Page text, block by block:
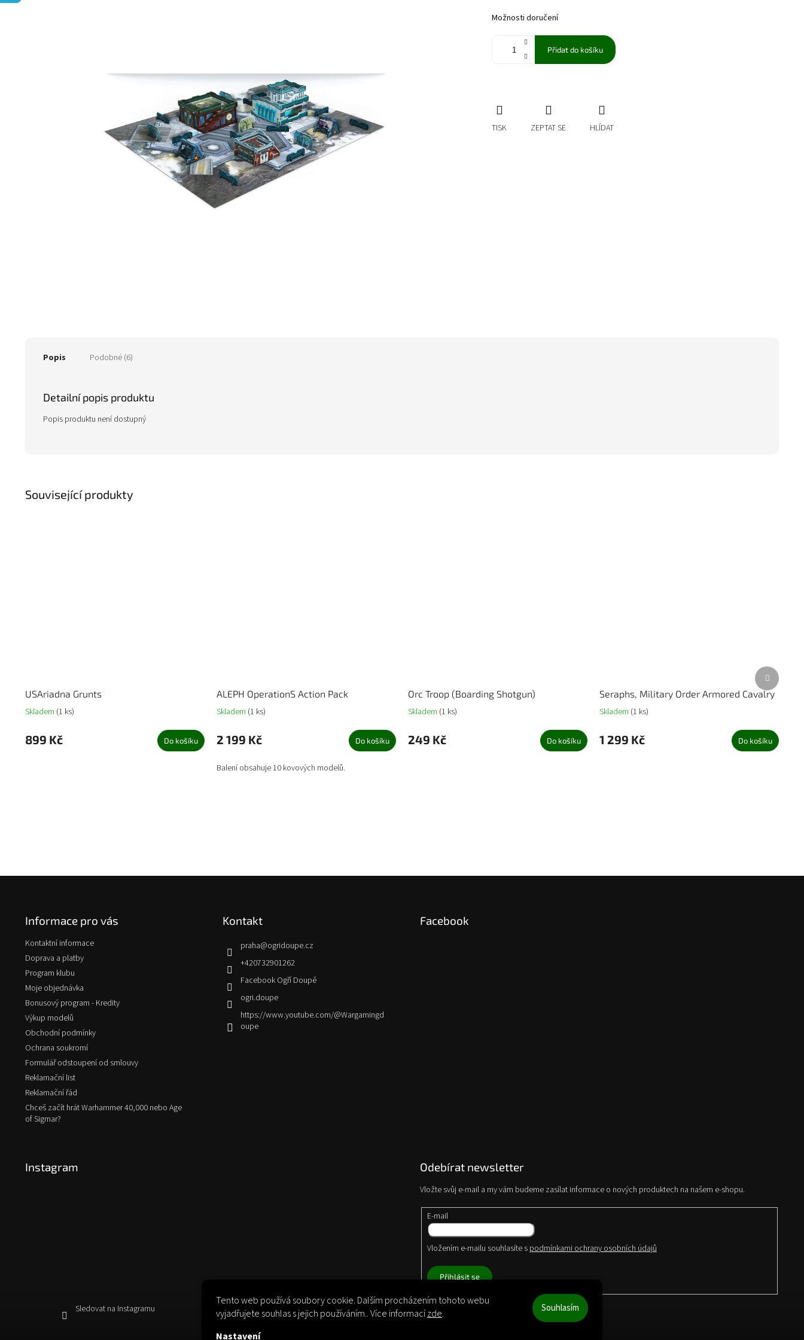
Tento web používá soubory cookie. Dalším procházením tohoto webu
vyjadřujete souhlas s jejich používáním.. Více informacízde.
Nastavení
Souhlasím
Možnosti doručení
Přidat do košíku
TISK ZEPTAT SE HLÍDAT
Související produkty
USAriadna Grunts
Skladem (1 ks)
899 Kč Do košíku
ALEPH OperationS Action Pack
Skladem (1 ks)
2 199 Kč Do košíku
Balení obsahuje 10 kovových modelů.
Orc Troop (Boarding Shotgun)
Skladem (1 ks)
249 Kč Do košíku
Seraphs, Military Order Armored Cavalry
Skladem (1 ks)
1 299 Kč Do košíku
Další
produkt
Popis Podobné (6)
Detailní popis produktu
Popis produktu není dostupný
Informace pro vás
Kontaktní informace
Doprava a platby
Program klubu
Moje objednávka
Bonusový program - Kredity
Výkup modelů
Obchodní podmínky
Ochrana soukromí
Formulář odstoupení od smlouvy
Reklamační list
Reklamační řád
Chceš začít hrát Warhammer 40,000 nebo Age
of Sigmar?
Kontakt
praha@ogridoupe.cz
+420732901262
Facebook Ogří Doupě
ogri.doupe
https://www.youtube.com/@Wargamingd
oupe
Facebook
Instagram
Sledovat na Instagramu
Odebírat newsletter
Vložte svůj e-mail a my vám budeme zasílat informace o nových produktech na našem e-shopu.
E-mail
Vložením e-mailu souhlasíte spodmínkami ochrany osobních údajů
Přihlásit se